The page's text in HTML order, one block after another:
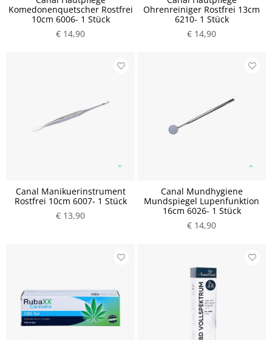
Komedonenquetscher Rostfrei
10cm 6006- 1 Stück
€ 14,90
Ohrenreiniger Rostfrei 13cm
6210- 1 Stück
€ 14,90
Canal Manikuerinstrument
Rostfrei 10cm 6007- 1 Stück
€ 13,90
Canal Mundhygiene
Mundspiegel Lupenfunktion
16cm 6026- 1 Stück
€ 14,90